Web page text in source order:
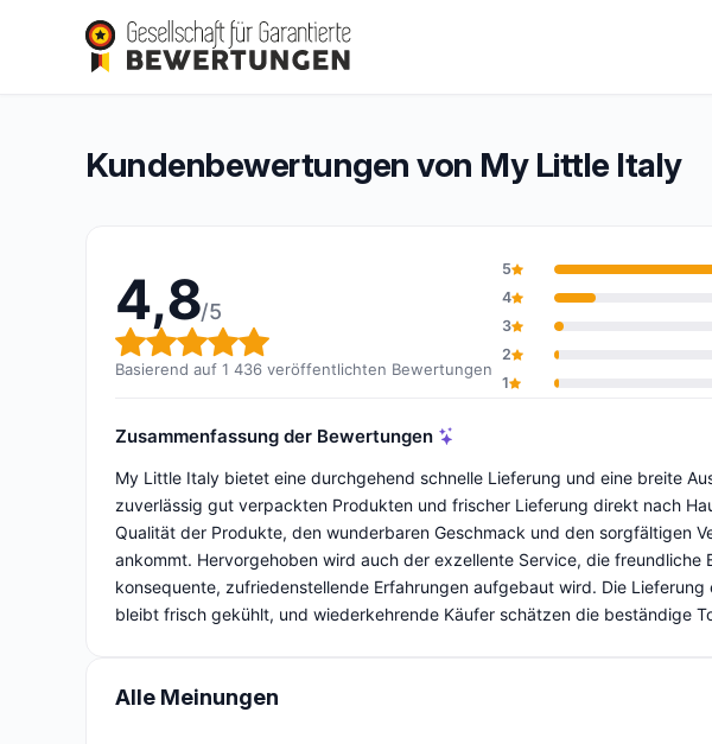
My Little Italy
Gesamtbewertung: 4,8 von 5
4,8/5(1 436 Bewertungen)
Kundenbewertungen von My Little Italy
4,8/5
Gesamtbewertung: 4,8 von 5
Basierend auf 1 436 veröffentlichten Bewertungen
5
4
3
2
1
Zusammenfassung der Bewertungen
My Little Italy bietet eine durchgehend schnelle Lieferung und eine breite
zuverlässig gut verpackten Produkten und frischer Lieferung direkt nach
Qualität der Produkte, den wunderbaren Geschmack und den sorgfältigen
ankommt. Hervorgehoben wird auch der exzellente Service, die freundliche
konsequente, zufriedenstellende Erfahrungen aufgebaut wird. Die
bleibt frisch gekühlt, und wiederkehrende Käufer schätzen die beständige
Alle Meinungen